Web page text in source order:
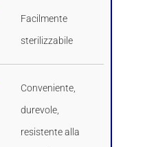
Facilmente
sterilizzabile
Conveniente,
durevole,
resistente alla